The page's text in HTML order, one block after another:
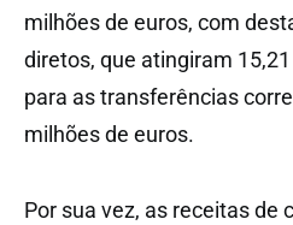
milhões de euros, com
diretos, que atingiram
para as transferências
milhões de euros.
Por sua vez, as receitas de